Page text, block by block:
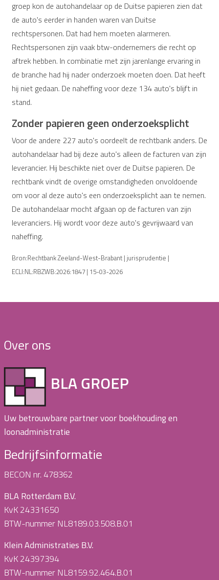
groep kon de autohandelaar op de Duitse papieren zien dat
de auto's eerder in handen waren van Duitse
rechtspersonen. Dat had hem moeten alarmeren.
Rechtspersonen zijn vaak btw-ondernemers die recht op
aftrek hebben. In combinatie met zijn jarenlange ervaring in
de branche had hij nader onderzoek moeten doen. Dat heeft
hij niet gedaan. De naheffing voor deze 134 auto's blijft in
stand.
Zonder papieren geen onderzoeksplicht
Voor de andere 227 auto's oordeelt de rechtbank anders. De
autohandelaar had bij deze auto's alleen de facturen van zijn
leverancier. Hij beschikte niet over de Duitse papieren. De
rechtbank vindt de overige omstandigheden onvoldoende
om voor al deze auto's een onderzoeksplicht aan te nemen.
De autohandelaar mocht afgaan op de facturen van zijn
leveranciers. Hij wordt voor deze auto's gevrijwaard van
naheffing.
Bron:Rechtbank Zeeland-West-Brabant | jurisprudentie |
ECLI:NL:RBZWB:2026:1847 | 15-03-2026
Over ons
BLA GROEP
Uw betrouwbare partner voor boekhouding en
loonadministratie
Bedrijfsinformatie
BECON nr. 478362
BLA Rotterdam B.V.
KvK 24331650
BTW-nummer NL8189.03.508.B.01
Klein Administraties B.V.
KvK 24397394
BTW-nummer NL8159.92.464.B.01